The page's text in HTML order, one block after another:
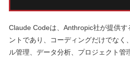
Claude Codeは、Anthropic社が提供す
ントであり、コーディングだけでなく
ル管理、データ分析、プロジェクト管